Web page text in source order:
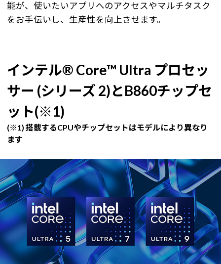
能が、使いたいアプリへのアクセスやマルチタスク
をお手伝いし、生産性を向上させます。
インテル® Core™ Ultra プロセッ
サー (シリーズ 2)とB860チップセ
ット(※1)
(※1) 搭載するCPUやチップセットはモデルにより異なり
ます